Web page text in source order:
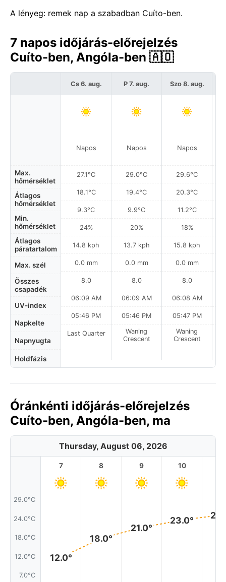
A lényeg: remek nap a szabadban Cuíto-ben.
7 napos időjárás-előrejelzés
Cuíto-ben, Angóla-ben 🇦🇴
Max.
hőmérséklet
Átlagos
hőmérséklet
Min.
hőmérséklet
Átlagos
páratartalom
Max. szél
Összes
csapadék
UV-index
Napkelte
Napnyugta
Holdfázis
Cs 6. aug.
Napos
27.1°C
18.1°C
9.3°C
24%
14.8 kph
0.0 mm
8.0
06:09 AM
05:46 PM
Last Quarter
P 7. aug.
Napos
29.0°C
19.4°C
9.9°C
20%
13.7 kph
0.0 mm
8.0
06:09 AM
05:46 PM
Waning
Crescent
Szo 8. aug.
Napos
29.6°C
20.3°C
11.2°C
18%
15.8 kph
0.0 mm
8.0
06:08 AM
05:47 PM
Waning
Crescent
Óránkénti időjárás-előrejelzés
Cuíto-ben, Angóla-ben, ma
Thursday, August 06, 2026
29.0°C
24.0°C
18.0°C
12.0°C
7.0°C
7
12.0°
8
18.0°
9
21.0°
10
23.0°